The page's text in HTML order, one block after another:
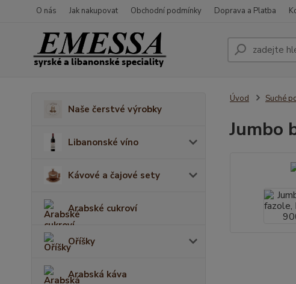
O nás Jak nakupovat Obchodní podmínky Doprava a Platba
Naše čerstvé výrobky
Libanonské víno
Kávové a čajové sety
Arabské cukroví
Oříšky
Arabská káva
Úvod Suché
Jumbo